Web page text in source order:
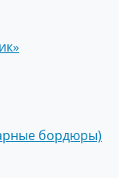
бордюры)